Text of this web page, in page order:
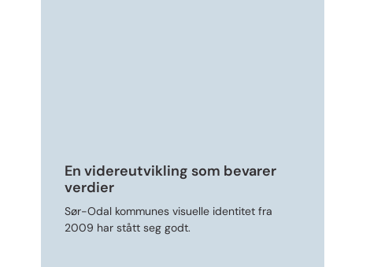
En videreutvikling som bevarer
verdier
Sør-Odal kommunes visuelle identitet fra
2009 har stått seg godt.